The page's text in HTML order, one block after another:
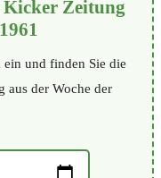
Zeitung
ein und finden Sie die
aus der Woche der